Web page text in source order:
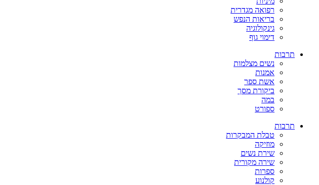
רפואה מגדרית
בריאות הנפש
גינקולוגיה
דימוי גוף
תרבות
נשים מצלמות
אמנות
אשת ספר
ביקורת מסך
במה
ספורט
תרבות
טבלת המבקרות
מוזיקה
שירת נשים
שירה מקורית
ספרות
קולנוע